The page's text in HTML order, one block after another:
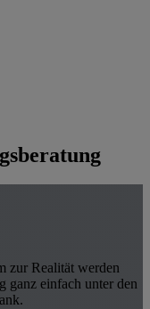
zur Realität werden
ganz einfach unter den